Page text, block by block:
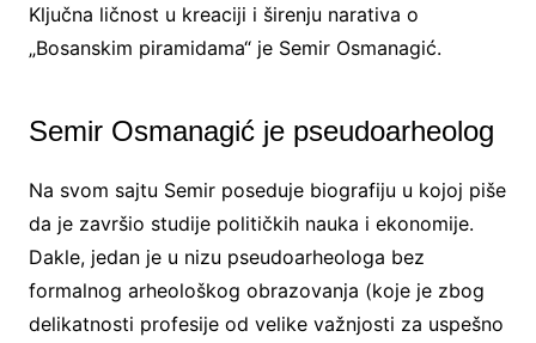
Ključna ličnost u kreaciji i širenju narativa o
„Bosanskim piramidama“ je Semir Osmanagić.
Semir Osmanagić je pseudoarheolog
Na svom sajtu Semir poseduje biografiju u kojoj piše
da je završio studije političkih nauka i ekonomije.
Dakle, jedan je u nizu pseudoarheologa bez
formalnog arheološkog obrazovanja (koje je zbog
delikatnosti profesije od velike važnjosti za uspešno